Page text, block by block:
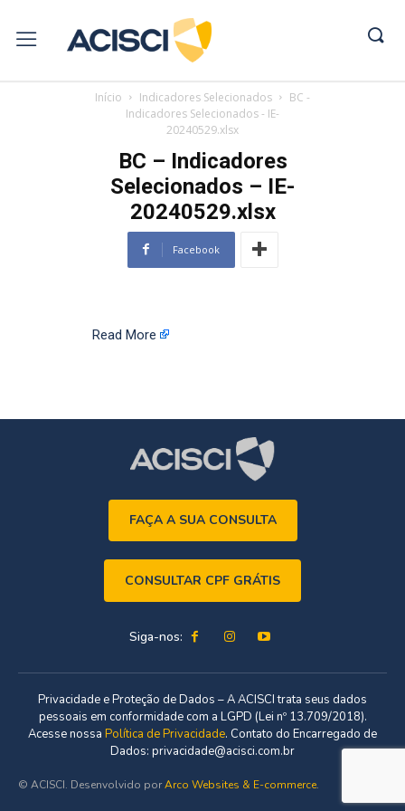
Início Indicadores Selecionados
BC -
Indicadores Selecionados - IE-
20240529.xlsx
BC – Indicadores
Selecionados – IE-
20240529.xlsx
Facebook
Read More
FAÇA A SUA CONSULTA
CONSULTAR CPF GRÁTIS
Siga-nos:
Privacidade e Proteção de Dados – A ACISCI trata seus dados
pessoais em conformidade com a LGPD (Lei nº 13.709/2018).
Acesse nossa Política de Privacidade. Contato do Encarregado de
Dados: privacidade@acisci.com.br
© ACISCI. Desenvolvido porArco Websites & E-commerce.